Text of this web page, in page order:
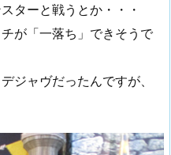
ターと戦うとか・・・
が「一落ち」できそうで
ジャヴだったんですが、